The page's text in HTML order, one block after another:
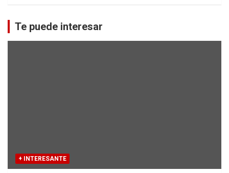
c
h
Te puede interesar
+ INTERESANTE